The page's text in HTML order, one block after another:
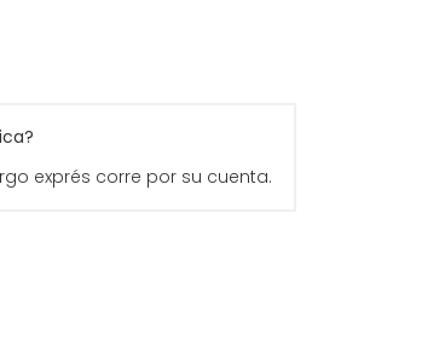
exprés corre por su cuenta.